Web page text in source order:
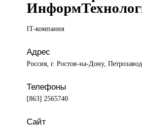
IT-компания
Адрес
Россия, г. Ростов-на-Дону,
Телефоны
[863] 2565740
Сайт